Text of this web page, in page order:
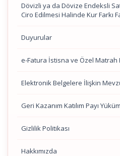
Dövizli ya da Dövize Endeksli
Ciro Edilmesi Halinde Kur Farkı
Duyurular
e-Fatura İstisna ve Özel Matrah
Elektronik Belgelere İlişkin
Geri Kazanım Katılım Payı
Gizlilik Politikası
Hakkımızda